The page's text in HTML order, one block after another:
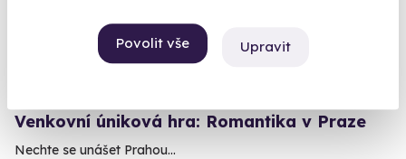
Povolit vše Upravit
Venkovní úniková hra: Romantika v Praze
Nechte se unášet Prahou...